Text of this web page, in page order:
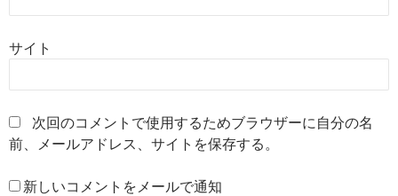
サイト
次回のコメントで使用するためブラウザーに自分の名
前、メールアドレス、サイトを保存する。
新しいコメントをメールで通知